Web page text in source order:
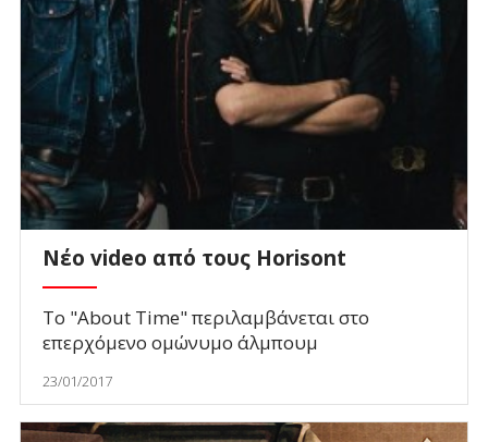
Νέο video από τους Horisont
To "About Time" περιλαμβάνεται στο
επερχόμενο ομώνυμο άλμπουμ
23/01/2017